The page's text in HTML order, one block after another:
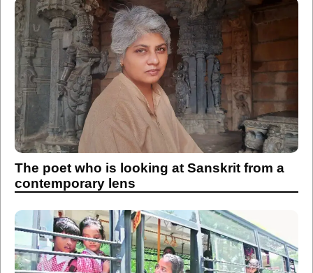
The poet who is looking at Sanskrit from a
contemporary lens